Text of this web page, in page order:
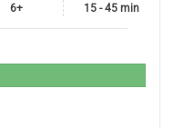
6+ 15 - 45 min